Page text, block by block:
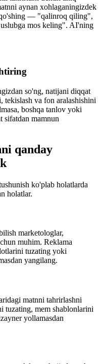
aynan xohlaganingizdek
— "qalinroq qiling",
mos keling". AI'ning
so'ng, natijani diqqat
va fon aralashishini
boshqa tanlov yoki
sifatdan mamnun
qanday
ko'plab holatlarda
holatlar.
marketologlar,
muhim. Reklama
tuzating yoki
yangilang.
matnni tahrirlashni
tuzating, mem shablonlarini
yollamasdan